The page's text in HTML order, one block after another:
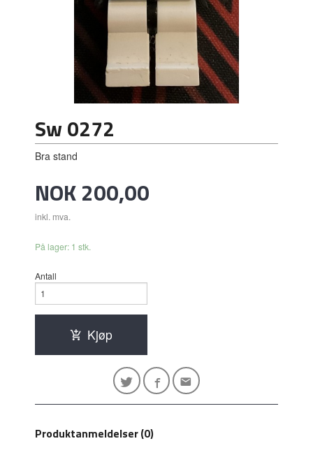
Sw 0272
Bra stand
Pris
NOK200,00
inkl. mva.
På lager: 1 stk.
Antall
Kjøp
Produktanmeldelser (0)